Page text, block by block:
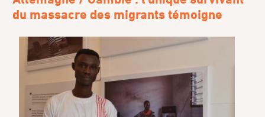
du massacre des migrants témoigne